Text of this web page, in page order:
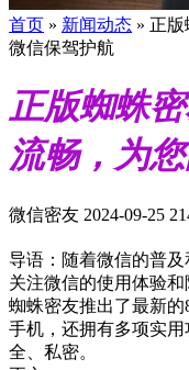
首页 » 新闻动态 » 正版
微信保驾护航
正版蜘蛛
流畅，为
微信密友 2024-09-25
导语：随着微信的普
关注微信的使用体验
蜘蛛密友推出了最新
手机，还拥有多项实
全、私密。